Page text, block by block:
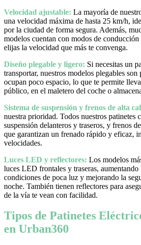
Velocidad ajustable: La mayoría de
una velocidad máxima de hasta 25 km/h,
por la ciudad de forma segura. Además,
modelos cuentan con modos de conducción
elijas la velocidad que más te convenga.
Diseño plegable y ligero: Si necesitas un
transportar, nuestros modelos plegables son
ocupan poco espacio, lo que te permite
público, en el maletero del coche o
Sistema de suspensión y frenos de alta
nuestra prioridad. Todos nuestros patinetes
suspensión delanteros y traseros, y frenos
que garantizan un frenado rápido y eficaz,
velocidades.
Luces LED y reflectores: Los modelos
luces LED frontales y traseras,
condiciones de poca luz y mejorando la
noche. También tienen reflectores para
de la vía te vean con facilidad.
Tipos de Patinetes
en Urban360